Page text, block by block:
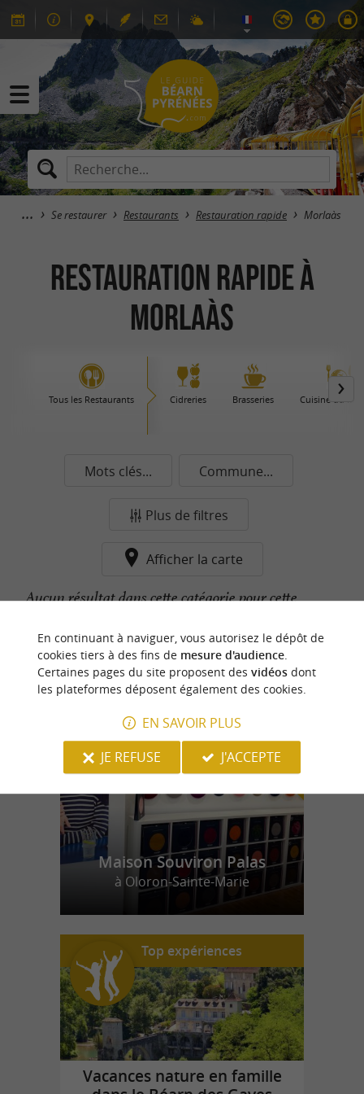
Se restaurer Restaurants Restauration rapide Morlaàs
Restauration rapide à
Morlaàs
Tous les Restaurants Cidreries Brasseries Cuisine du
Mots clés... Commune...
Plus de filtres
Afficher la carte
Aucun résultat dans cette catégorie pour cette
n
o
t
r
e
c
o
u
p
d
e
c
o
e
u
r
Maison Souviron Palas
à Oloron-Sainte-Marie
Top expériences
Vacances nature en famille
En continuant à naviguer, vous autorisez le dépôt de
cookies tiers à des fins de mesure d'audience.
Certaines pages du site proposent des vidéosdont
les plateformes déposent également des cookies.
EN SAVOIR PLUS
JE REFUSE
J'ACCEPTE